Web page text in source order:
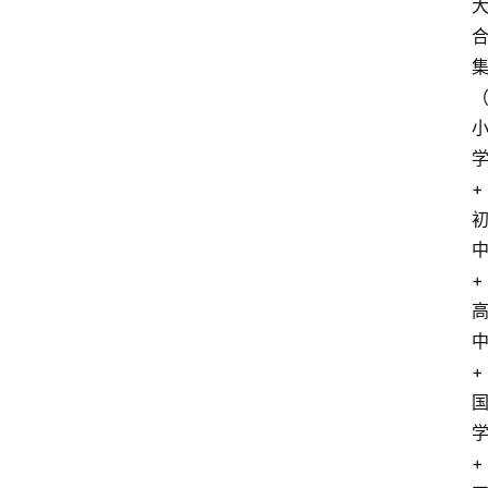
大
合
集
（
小
学
+
初
中
+
高
中
+
国
学
+